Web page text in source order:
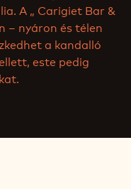
A „ Carigiet Bar &
– nyáron és télen
a kandalló
este pedig